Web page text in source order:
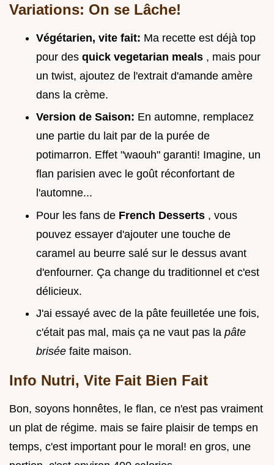
Variations: On se Lâche!
Végétarien, vite fait: Ma recette est déjà top
pour des quick vegetarian meals , mais pour
un twist, ajoutez de l'extrait d'amande amère
dans la crème.
Version de Saison: En automne, remplacez
une partie du lait par de la purée de
potimarron. Effet "waouh" garanti! Imagine, un
flan parisien avec le goût réconfortant de
l'automne...
Pour les fans de French Desserts , vous
pouvez essayer d'ajouter une touche de
caramel au beurre salé sur le dessus avant
d'enfourner. Ça change du traditionnel et c'est
délicieux.
J'ai essayé avec de la pâte feuilletée une fois,
c'était pas mal, mais ça ne vaut pas la pâte
brisée faite maison.
Info Nutri, Vite Fait Bien Fait
Bon, soyons honnêtes, le flan, ce n'est pas vraiment
un plat de régime. mais se faire plaisir de temps en
temps, c'est important pour le moral! en gros, une